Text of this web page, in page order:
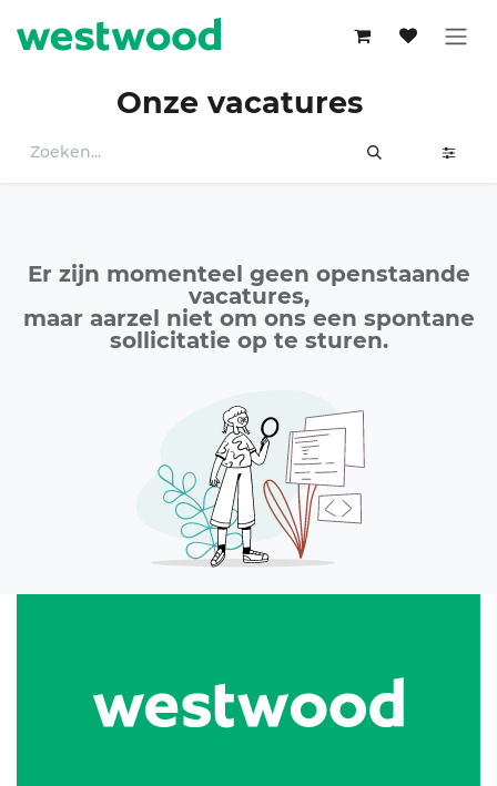
Onze vacatures
Er zijn momenteel geen openstaande
vacatures,
maar aarzel niet om ons een spontane
sollicitatie op te sturen.